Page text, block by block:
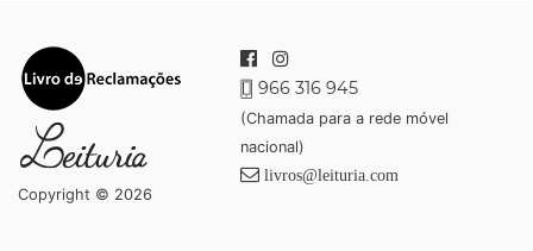
Copyright © 2026
966 316 945
(Chamada para a rede móvel
nacional)
livros@leituria.com